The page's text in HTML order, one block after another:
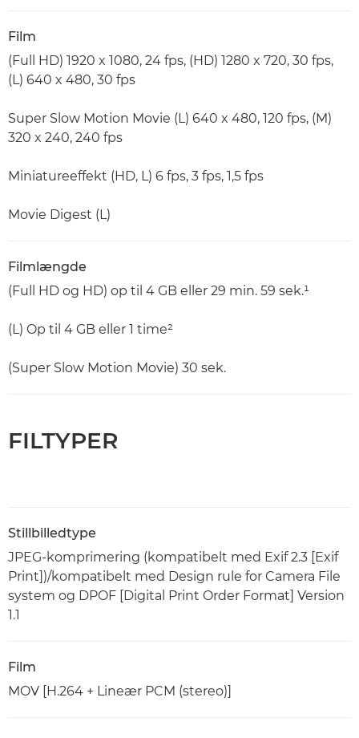
Film
(Full HD) 1920 x 1080, 24 fps, (HD) 1280 x 720, 30 fps,
(L) 640 x 480, 30 fps
Super Slow Motion Movie (L) 640 x 480, 120 fps, (M)
320 x 240, 240 fps
Miniatureeffekt (HD, L) 6 fps, 3 fps, 1,5 fps
Movie Digest (L)
Filmlængde
(Full HD og HD) op til 4 GB eller 29 min. 59 sek.¹
(L) Op til 4 GB eller 1 time²
(Super Slow Motion Movie) 30 sek.
FILTYPER
Stillbilledtype
JPEG-komprimering (kompatibelt med Exif 2.3 [Exif
Print])/kompatibelt med Design rule for Camera File
system og DPOF [Digital Print Order Format] Version
1.1
Film
MOV [H.264 + Lineær PCM (stereo)]